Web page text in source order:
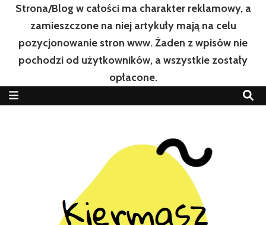
Strona/Blog w całości ma charakter reklamowy, a
zamieszczone na niej artykuły mają na celu
pozycjonowanie stron www. Żaden z wpisów nie
pochodzi od użytkowników, a wszystkie zostały
opłacone.